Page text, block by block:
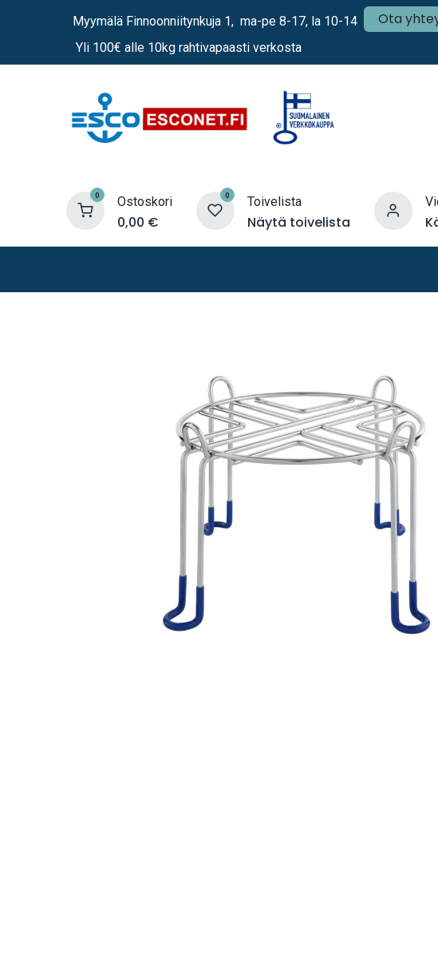
Myymälä Finnoonniitynkuja 1, ma-pe 8-17, la 10-14 Ota
Yli 100€ alle 10kg rahtivapaasti verkosta
0 Ostoskori
0,00 €
0 Toivelista
Näytä toivelista